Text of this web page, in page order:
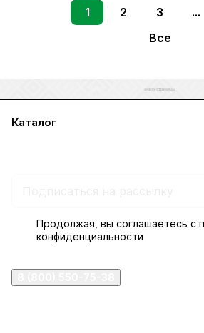
1 2 3 ...
Все
Каталог
Продолжая, вы соглашаетесь с
конфиденциальности